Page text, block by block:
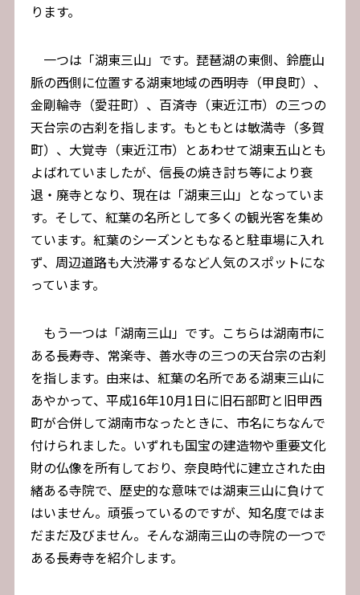
ります。
一つは「湖東三山」です。琵琶湖の東側、鈴鹿山
脈の西側に位置する湖東地域の西明寺（甲良町）、
金剛輪寺（愛荘町）、百済寺（東近江市）の三つの
天台宗の古刹を指します。もともとは敏満寺（多賀
町）、大覚寺（東近江市）とあわせて湖東五山とも
よばれていましたが、信長の焼き討ち等により衰
退・廃寺となり、現在は「湖東三山」となっていま
す。そして、紅葉の名所として多くの観光客を集め
ています。紅葉のシーズンともなると駐車場に入れ
ず、周辺道路も大渋滞するなど人気のスポットにな
っています。
もう一つは「湖南三山」です。こちらは湖南市に
ある長寿寺、常楽寺、善水寺の三つの天台宗の古刹
を指します。由来は、紅葉の名所である湖東三山に
あやかって、平成16年10月1日に旧石部町と旧甲西
町が合併して湖南市なったときに、市名にちなんで
付けられました。いずれも国宝の建造物や重要文化
財の仏像を所有しており、奈良時代に建立された由
緒ある寺院で、歴史的な意味では湖東三山に負けて
はいません。頑張っているのですが、知名度ではま
だまだ及びません。そんな湖南三山の寺院の一つで
ある長寿寺を紹介します。